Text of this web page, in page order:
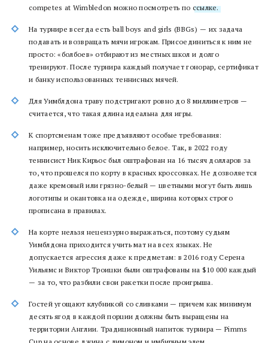
competes at Wimbledon можно посмотреть по ссылке.
На турнире всегда есть ball boys and girls (BBGs) — их задача
подавать и возвращать мячи игрокам. Присоединиться к ним не
просто: «болбоев» отбирают из местных школ и долго
тренируют. После турнира каждый получает гонорар, сертификат
и банку использованных теннисных мячей.
Для Уимблдона траву подстригают ровно до 8 миллиметров —
считается, что такая длина идеальна для игры.
К спортсменам тоже предъявляют особые требования:
например, носить исключительно белое. Так, в 2022 году
теннисист Ник Кирьос был оштрафован на 16 тысяч долларов за
то, что прошелся по корту в красных кроссовках. Не дозволяется
даже кремовый или грязно-белый — цветными могут быть лишь
логотипы и окантовка на одежде, ширина которых строго
прописана в правилах.
На корте нельзя нецензурно выражаться, поэтому судьям
Уимблдона приходится учить мат на всех языках. Не
допускается агрессия даже к предметам: в 2016 году Серена
Уильямс и Виктор Троицки были оштрафованы на $10 000 каждый
— за то, что разбили свои ракетки после проигрыша.
Гостей угощают клубникой со сливками — причем как минимум
десять ягод в каждой порции должны быть выращены на
территории Англии. Традиционный напиток турнира — Pimms